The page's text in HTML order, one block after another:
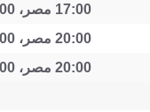
17:00 مصر، 18:00 السعودية
20:00 مصر، 21:00 السعودية
20:00 مصر، 21:00 السعودية